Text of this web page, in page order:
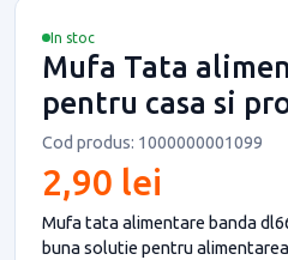
In stoc
Mufa Tata
pentru casa si
Cod produs: 1000000001099
2,90 lei
Mufa tata alimentare banda
buna solutie pentru